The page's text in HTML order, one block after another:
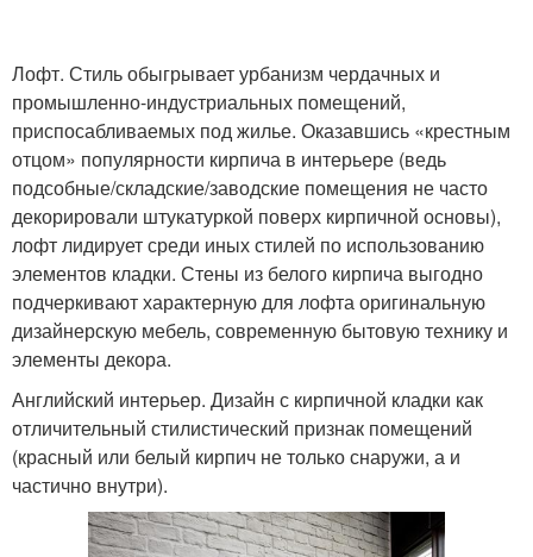
Лофт. Стиль обыгрывает урбанизм чердачных и
промышленно-индустриальных помещений,
приспосабливаемых под жилье. Оказавшись «крестным
отцом» популярности кирпича в интерьере (ведь
подсобные/складские/заводские помещения не часто
декорировали штукатуркой поверх кирпичной основы),
лофт лидирует среди иных стилей по использованию
элементов кладки. Стены из белого кирпича выгодно
подчеркивают характерную для лофта оригинальную
дизайнерскую мебель, современную бытовую технику и
элементы декора.
Английский интерьер. Дизайн с кирпичной кладки как
отличительный стилистический признак помещений
(красный или белый кирпич не только снаружи, а и
частично внутри).